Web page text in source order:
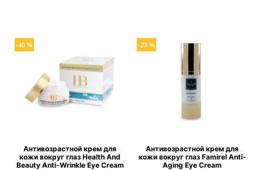
-40 %
Антивозрастной крем для
кожи вокруг глаз Health And
Beauty Anti-Wrinkle Eye Cream
-23 %
Антивозрастной крем для
кожи вокруг глаз Famirel Anti-
Aging Eye Cream